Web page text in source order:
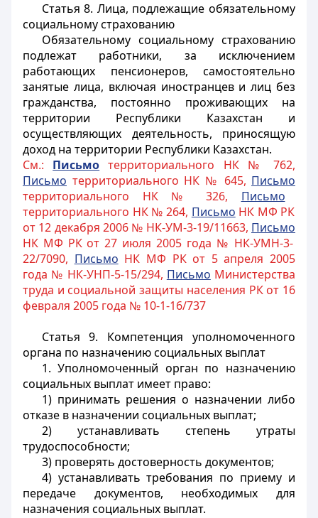
Статья 8. Лица, подлежащие обязательному
социальному страхованию
Обязательному социальному страхованию
подлежат работники, за исключением
работающих пенсионеров, самостоятельно
занятые лица, включая иностранцев и лиц без
гражданства, постоянно проживающих на
территории Республики Казахстан и
осуществляющих деятельность, приносящую
доход на территории Республики Казахстан.
См.: Письмо территориального НК № 762,
Письмо территориального НК № 645, Письмо
территориального НК № 326, Письмо
территориального НК № 264, Письмо НК МФ РК
от 12 декабря 2006 № НК-УМ-3-19/11663, Письмо
НК МФ РК от 27 июля 2005 года № НК-УМН-3-
22/7090, Письмо НК МФ РК от 5 апреля 2005
года № НК-УНП-5-15/294, Письмо Министерства
труда и социальной защиты населения РК от 16
февраля 2005 года № 10-1-16/737
Статья 9. Компетенция уполномоченного
органа по назначению социальных выплат
1. Уполномоченный орган по назначению
социальных выплат имеет право:
1) принимать решения о назначении либо
отказе в назначении социальных выплат;
2) устанавливать степень утраты
трудоспособности;
3) проверять достоверность документов;
4) устанавливать требования по приему и
передаче документов, необходимых для
назначения социальных выплат.